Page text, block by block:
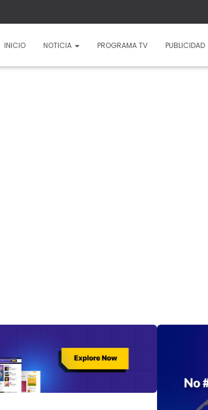
INICIO NOTICIA PROGRAMA TV PUBLICIDAD